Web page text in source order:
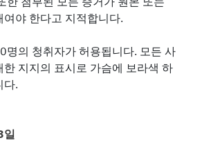
여야 한다고 지적합니다.
명의 청취자가 허용됩니다. 모든 사
한 지지의 표시로 가슴에 보라색 하
다.